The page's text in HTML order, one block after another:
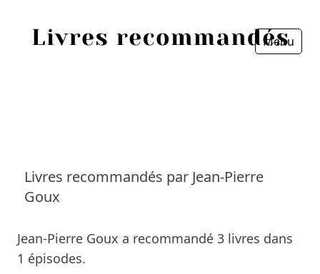
Menu
Livres recommandés par Jean-Pierre
Goux
Jean-Pierre Goux a recommandé 3 livres dans
1 épisodes.
Personnes
Livres
Fermer